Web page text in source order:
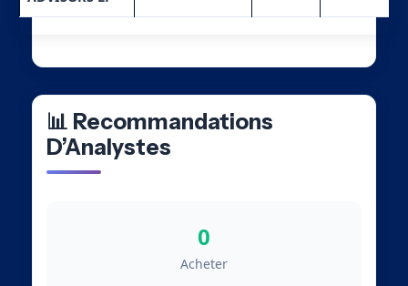
📊 Recommandations
D’Analystes
0
Acheter